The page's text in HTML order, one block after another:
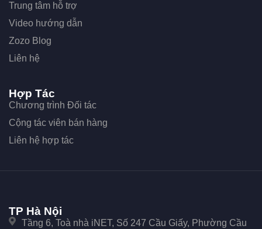
Trung tâm hỗ trợ
Video hướng dẫn
Zozo Blog
Liên hệ
Hợp Tác
Chương trình Đối tác
Cộng tác viên bán hàng
Liên hệ hợp tác
TP Hà Nội
Tầng 6, Toà nhà iNET, Số 247 Cầu Giấy, Phường Cầu